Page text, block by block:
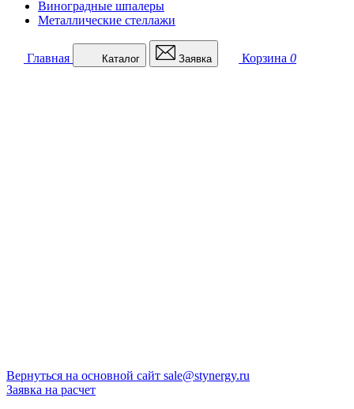
Виноградные шпалеры
Металлические стеллажи
Главная Каталог Заявка Корзина 0
Вернуться на основной сайт sale@stynergy.ru
Заявка на расчет